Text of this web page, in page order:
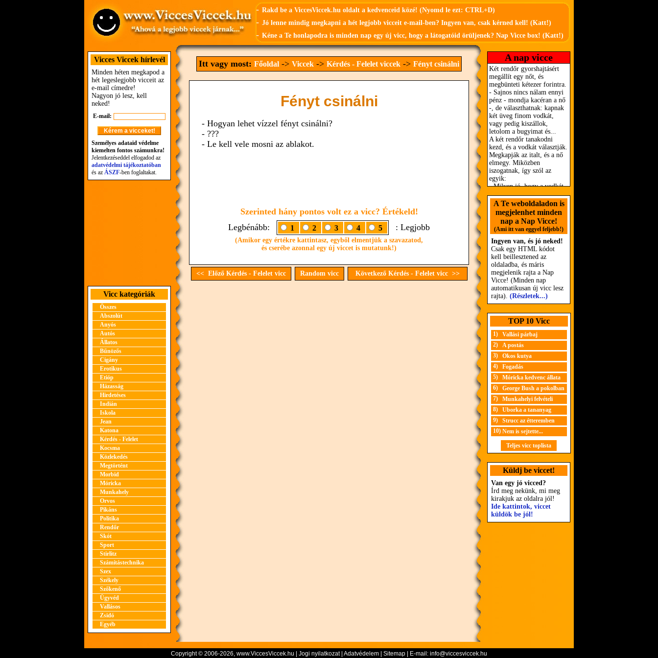
- Rakd be a ViccesViccek.hu oldalt a kedvenceid közé! (Nyomd le ezt: CTRL+D)
- Jó lenne mindig megkapni a hét legjobb vicceit e-mail-ben? Ingyen van, csak kérned kell! (Katt!)
- Kéne a Te honlapodra is minden nap egy új vicc, hogy a látogatóid örüljenek? Nap Vicce box! (Katt!)
Vicces Viccek hírlevél
Minden héten megkapod a
hét legeslegjobb vicceit az
e-mail címedre!
Nagyon jó lesz, kell
neked!
E-mail:
Személyes adataid védelme
kiemelten fontos számunkra!
Jelentkezéseddel elfogadod az
adatvédelmi tájékoztatóban
és az ÁSZF-ben foglaltakat.
Vicc kategóriák
Összes
Abszolút
Anyós
Autós
Állatos
Bűnözős
Cigány
Erotikus
Etióp
Házasság
Hirdetéses
Indián
Iskola
Jean
Katona
Kérdés - Felelet
Kocsma
Közlekedés
Megtörtént
Morbid
Móricka
Munkahely
Orvos
Pikáns
Politika
Rendőr
Skót
Sport
Stirlitz
Számítástechnika
Szex
Székely
Szőkenő
Ügyvéd
Vallásos
Zsidó
Egyéb
Itt vagy most: Főoldal -> Viccek -> Kérdés - Felelet viccek -> Fényt csinálni
Fényt csinálni
- Hogyan lehet vízzel fényt csinálni?
- ???
- Le kell vele mosni az ablakot.
Szerinted hány pontos volt ez a vicc? Értékeld!
Legbénább:
1 2 3 4 5 : Legjobb
(Amikor egy értékre kattintasz, egyből elmentjük a szavazatod,
és cserébe azonnal egy új viccet is mutatunk!)
<< Előző Kérdés - Felelet vicc Random vicc Következő Kérdés - Felelet vicc >>
A nap vicce
A Te weboldaladon is
megjelenhet minden
nap a Nap Vicce!
(Ami itt van eggyel feljebb!)
Ingyen van, és jó neked!
Csak egy HTML kódot
kell beillesztened az
oldaladba, és máris
megjelenik rajta a Nap
Vicce! (Minden nap
automatikusan új vicc lesz
rajta). (Részletek...)
TOP 10 Vicc
1)
Vallási párbaj
2)
A postás
3)
Okos kutya
4)
Fogadás
5)
Móricka kedvenc állata
6)
George Bush a pokolban
7)
Munkahelyi felvételi
8)
Uborka a tananyag
9)
Strucc az étteremben
10) Nem is sejtette...
Teljes vicc toplista
Küldj be viccet!
Van egy jó vicced?
Írd meg nekünk, mi meg
kirakjuk az oldalra jól!
Ide kattintok, viccet
küldök be jól!
Copyright © 2006-2026, www.ViccesViccek.hu | Jogi nyilatkozat| Adatvédelem Sitemap | E-mail: info@viccesviccek.hu